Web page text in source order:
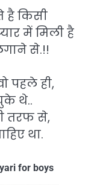
किसी
में मिली है
से.!!
पहले ही,
थे..
तरफ से,
था.
for boys